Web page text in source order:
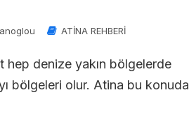
ATİNA REHBERİ
hep denize yakın bölgelerde
bölgeleri olur. Atina bu konuda